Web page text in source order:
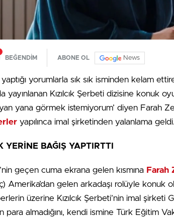
BEĞENDİM ABONE OL News
yorumlarla sık sık isminden kelam
yayınlanan Kızılcık Şerbeti dizisine konuk
yana görmek istemiyorum’ diyen Farah
yapılınca imal şirketinden yalanlama geldi.
YERİNE BAĞIŞ YAPTIRTTI
geçen cuma ekrana gelen kısmına Farah
Amerika’dan gelen arkadaşı rolüyle konuk
üzerine Kızılcık Şerbeti’nin imal şirketi
almadığını, kendi ismine Türk Eğitim